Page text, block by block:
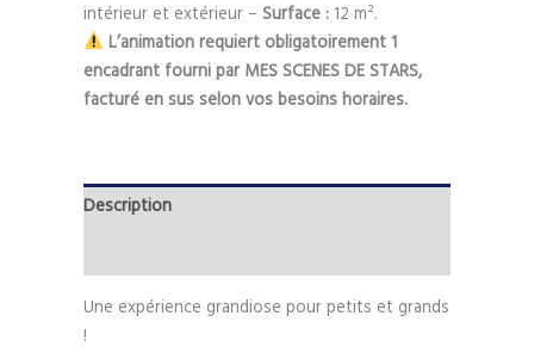
intérieur et extérieur – Surface : 12 m².
L’animation requiert obligatoirement 1
encadrant fourni par MES SCENES DE STARS,
facturé en sus selon vos besoins horaires.
Description
Une expérience grandiose pour petits et grands
!